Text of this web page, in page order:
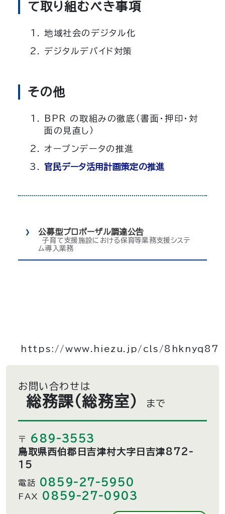
て取り組むべき事項
地域社会のデジタル化
デジタルデバイド対策
その他
BPR の取組みの徹底（書面・押印・対
面の見直し）
オープンデータの推進
官民データ活用計画策定の推進
公募型プロポーザル調達公告
子育て支援施設における保育等業務支援システ
ム導入業務
https://www.hiezu.jp/cls/8hknyq87
お問い合わせは
総務課（総務室） まで
〒 689-3553
鳥取県西伯郡日吉津村大字日吉津872-
15
電話 0859-27-5950
FAX 0859-27-0903